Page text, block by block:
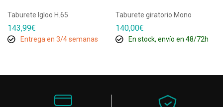
Taburete Igloo H.65
143,99€
Entrega en 3/4 semanas
Taburete giratorio Mono
140,00€
En stock, envío en 48/72h